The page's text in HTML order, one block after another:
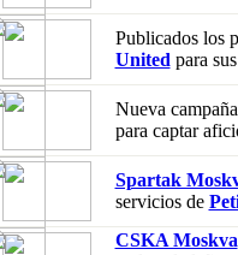
Publicados los
United para
Nueva
para captar
Spartak
servicios de
CSKA Moskva